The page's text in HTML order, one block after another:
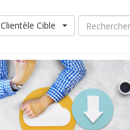
Clientèle Cible